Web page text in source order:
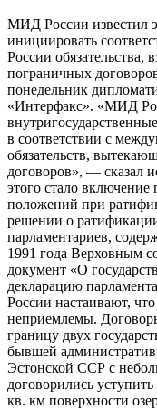
МИД России известил
инициировать
России обязательства,
пограничных
понедельник
«Интерфакс». «МИД
в соответствии с
обязательств,
договоров», — сказал
этого стало
положений при
решении о
парламентариев,
1991 года Верховным
документ «О
декларацию
России настаивают,
неприемлемы.
границу двух
бывшей
Эстонской ССР с
договорились
кв. км поверхности